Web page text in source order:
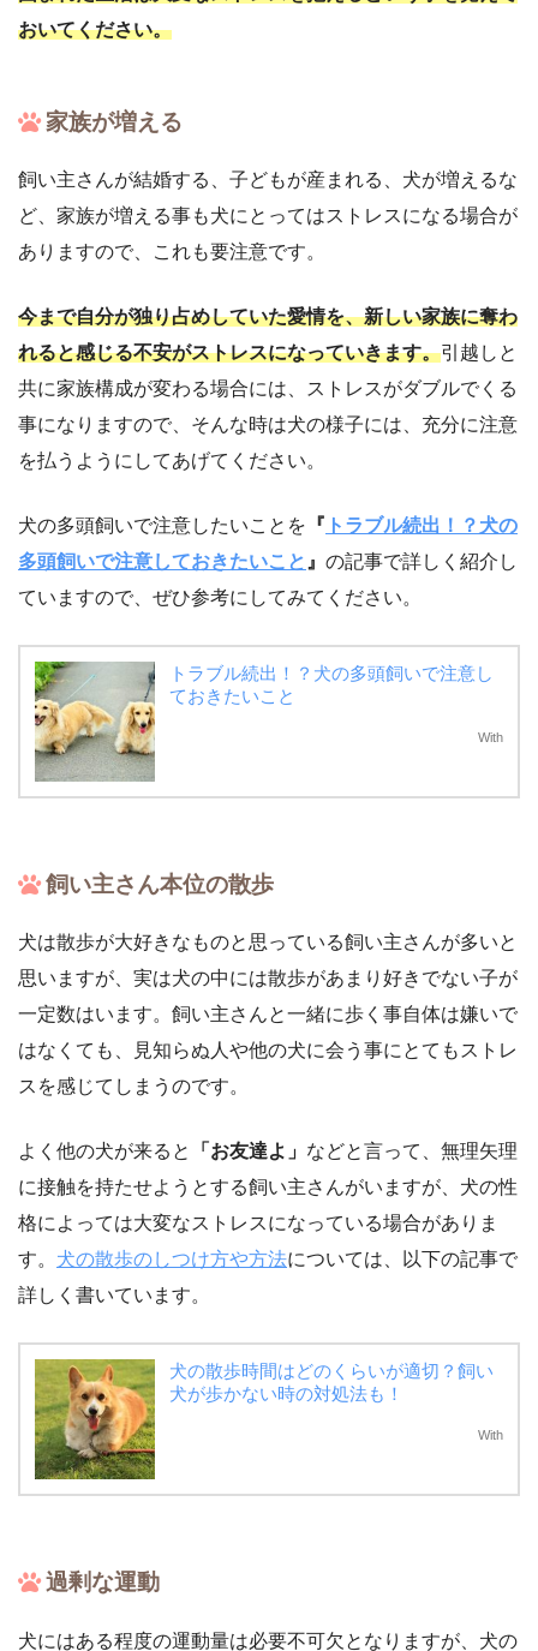
おいてください。
家族が増える
飼い主さんが結婚する、子どもが産まれる、犬が増えるな
ど、家族が増える事も犬にとってはストレスになる場合が
ありますので、これも要注意です。
今まで自分が独り占めしていた愛情を、新しい家族に奪わ
れると感じる不安がストレスになっていきます。引越しと
共に家族構成が変わる場合には、ストレスがダブルでくる
事になりますので、そんな時は犬の様子には、充分に注意
を払うようにしてあげてください。
犬の多頭飼いで注意したいことを 『 トラブル続出！？犬の
多頭飼いで注意しておきたいこと 』 の記事で詳しく紹介し
ていますので、ぜひ参考にしてみてください。
トラブル続出！？犬の多頭飼いで注意し
ておきたいこと
With
飼い主さん本位の散歩
犬は散歩が大好きなものと思っている飼い主さんが多いと
思いますが、実は犬の中には散歩があまり好きでない子が
一定数はいます。飼い主さんと一緒に歩く事自体は嫌いで
はなくても、見知らぬ人や他の犬に会う事にとてもストレ
スを感じてしまうのです。
よく他の犬が来ると 「お友達よ」 などと言って、無理矢理
に接触を持たせようとする飼い主さんがいますが、犬の性
格によっては大変なストレスになっている場合がありま
す。 犬の散歩のしつけ方や方法については、以下の記事で
詳しく書いています。
犬の散歩時間はどのくらいが適切？飼い
犬が歩かない時の対処法も！
With
過剰な運動
犬にはある程度の運動量は必要不可欠となりますが、犬の